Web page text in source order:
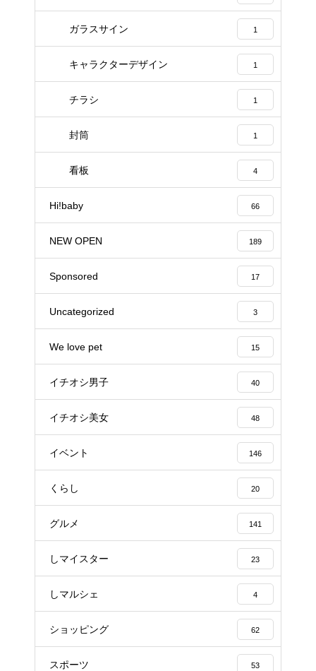
ガラスサイン 1
キャラクターデザイン 1
チラシ 1
封筒 1
看板 4
Hi!baby 66
NEW OPEN 189
Sponsored 17
Uncategorized 3
We love pet 15
イチオシ男子 40
イチオシ美女 48
イベント 146
くらし 20
グルメ 141
しマイスター 23
しマルシェ 4
ショッピング 62
スポーツ 53